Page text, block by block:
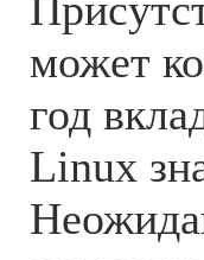
может
год
Linux